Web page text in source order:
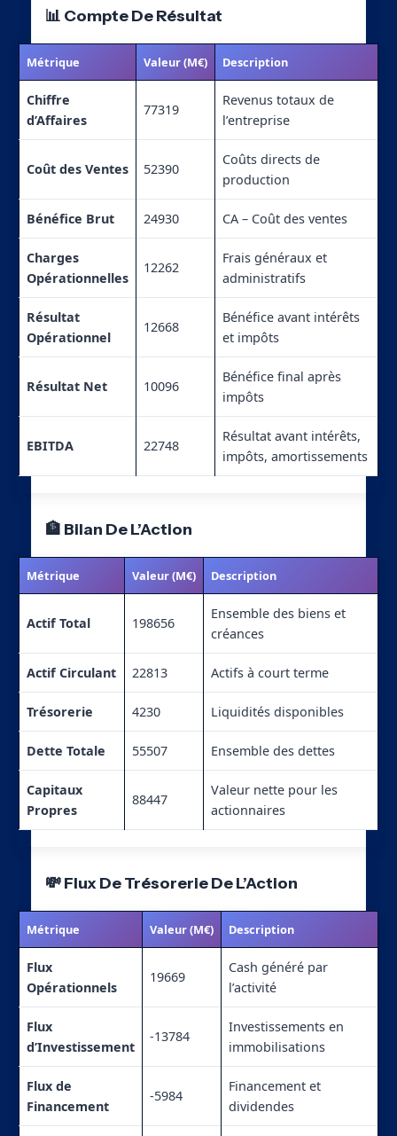
📊 Compte De Résultat
Métrique Valeur (M€) Description
Chiffre
d’Affaires
77319
Revenus totaux de
l’entreprise
Coût des Ventes 52390
Coûts directs de
production
Bénéfice Brut 24930 CA – Coût des ventes
Charges
Opérationnelles
12262
Frais généraux et
administratifs
Résultat
Opérationnel
12668
Bénéfice avant intérêts
et impôts
Résultat Net 10096
Bénéfice final après
impôts
EBITDA 22748
Résultat avant intérêts,
impôts, amortissements
🏦 Bilan De L’Action
Métrique Valeur (M€) Description
Actif Total 198656
Ensemble des biens et
créances
Actif Circulant 22813 Actifs à court terme
Trésorerie 4230 Liquidités disponibles
Dette Totale 55507 Ensemble des dettes
Capitaux
Propres
88447
Valeur nette pour les
actionnaires
💸 Flux De Trésorerie De L’Action
Métrique Valeur (M€) Description
Flux
Opérationnels
19669
Cash généré par
l’activité
Flux
d’Investissement
-13784
Investissements en
immobilisations
Flux de
Financement
-5984
Financement et
dividendes